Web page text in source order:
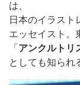
は、
日本のイラスト
エッセイスト。
「 アンクルトリ
としても知られ